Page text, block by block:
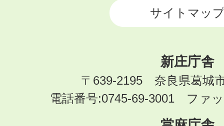
サイトマッ
新庄庁舎
〒639-2195 奈良県葛城
電話番号:0745-69-3001 ファ